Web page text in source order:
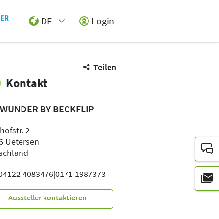
DE
Login
Teilen
Kontakt
BY BECKFLIP
2
Uetersen
4083476|0171 1987373
Aussteller kontaktieren